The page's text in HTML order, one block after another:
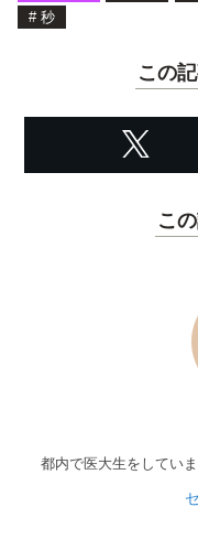
# 秒
この
こ
都内で医大生をしていま